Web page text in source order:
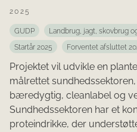
2025
GUDP Landbrug, jagt, skovbrug
Startår 2025
Forventet afsluttet
Projektet vil udvikle en
målrettet
bæredygtig, cleanlabel og
Sundhedssektoren har et
proteindrikke, der